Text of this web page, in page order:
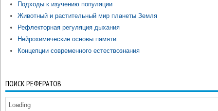
Подходы к изучению популяции
Животный и растительный мир планеты Земля
Рефлекторная регуляция дыхания
Нейрохимические основы памяти
Концепции современного естествознания
ПОИСК РЕФЕРАТОВ
Loading